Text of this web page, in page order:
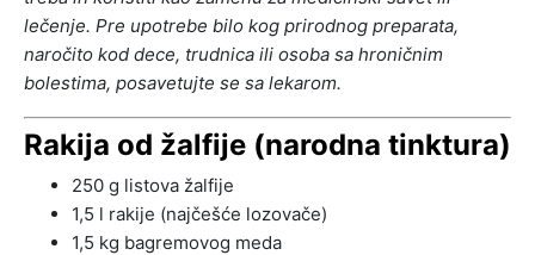
lečenje. Pre upotrebe bilo kog prirodnog preparata,
naročito kod dece, trudnica ili osoba sa hroničnim
bolestima, posavetujte se sa lekarom.
Rakija od žalfije (narodna tinktura)
250 g listova žalfije
1,5 l rakije (najčešće lozovače)
1,5 kg bagremovog meda